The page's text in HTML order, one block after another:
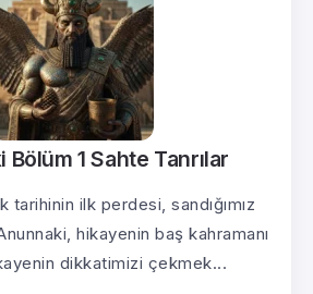
Bölüm 1 Sahte Tanrılar
tarihinin ilk perdesi, sandığımız
hikayenin baş kahramanı
dikkatimizi çekmek...